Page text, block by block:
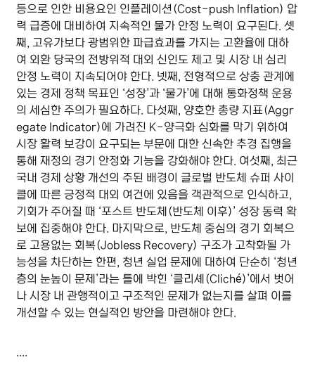
등으로 인한 비용요인 인플레이션(Cost-push Inflation) 압
력 급증에 대비하여 지속적인 물가 안정 노력이 요구된다. 셋
째, 고유가보다 광범위한 파급효과를 가지는 고환율에 대하
여 외환 당국의 전방위적 대외 신인도 제고 및 시장 내 심리
안정 노력이 지속되어야 한다. 넷째, 전형적으로 상충 관계에
있는 경제 정책 목표인 ‘성장’과 ‘물가’에 대해 통화정책 운용
의 세심한 주의가 필요하다. 다섯째, 양호한 총량 지표(Aggr
egate Indicator)에 가려진 K-양극화 심화를 막기 위하여
시장 활력 보강이 요구되는 부문에 대한 신속한 추경 집행을
통해 재정의 경기 안정화 기능을 강화해야 한다. 여섯째, 최근
국내 경제 상황 개선의 주된 배경이 글로벌 반도체 슈퍼 사이
클에 따른 긍정적 대외 여건에 있음을 객관적으로 인식하고,
기회가 주어질 때 ‘포스트 반도체(반도체 이후)’ 성장 동력 확
보에 집중해야 한다. 마지막으로, 반도체 중심의 경기 회복으
로 고용없는 회복(Jobless Recovery) 구조가 고착화될 가
능성을 차단하는 한편, 청년 실업 문제에 대하여 단순히 ‘청년
층의 눈높이 문제’라는 틀에 박힌 ‘클리셰(Cliché)’에서 벗어
나 시장 내 관행적이고 구조적인 문제가 없는지를 살펴 이를
개선할 수 있는 현실적인 방안을 마련해야 한다.